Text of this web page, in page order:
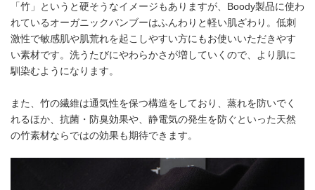
「竹」というと硬そうなイメージもありますが、Boody製品に使わ
れているオーガニックバンブーはふんわりと軽い肌ざわり。低刺
激性で敏感肌や肌荒れを起こしやすい方にもお使いいただきやす
い素材です。洗うたびにやわらかさが増していくので、より肌に
馴染むようになります。
また、竹の繊維は通気性を保つ構造をしており、蒸れを防いでく
れるほか、抗菌・防臭効果や、静電気の発生を防ぐといった天然
の竹素材ならではの効果も期待できます。